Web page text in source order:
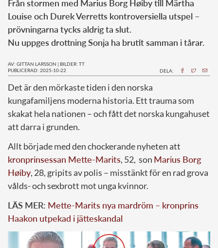
Från stormen med Marius Borg Høiby till Märtha
Louise och Durek Verretts kontroversiella utspel –
prövningarna tycks aldrig ta slut.
Nu uppges drottning Sonja ha brutit samman i tårar.
AV: GITTAN LARSSON | BILDER: TT
PUBLICERAD: 2025-10-22
DELA:
Det är den mörkaste tiden i den norska
kungafamiljens moderna historia. Ett trauma som
skakat hela nationen – och fått det norska kungahuset
att darra i grunden.
Allt började med den chockerande nyheten att
kronprinsessan Mette-Marits, 52, son Marius Borg
Høiby, 28, gripits av polis – misstänkt för en rad grova
vålds- och sexbrott mot unga kvinnor.
LÄS MER: Mette-Marits nya mardröm – kronprins
Haakon utpekad i jätteskandal